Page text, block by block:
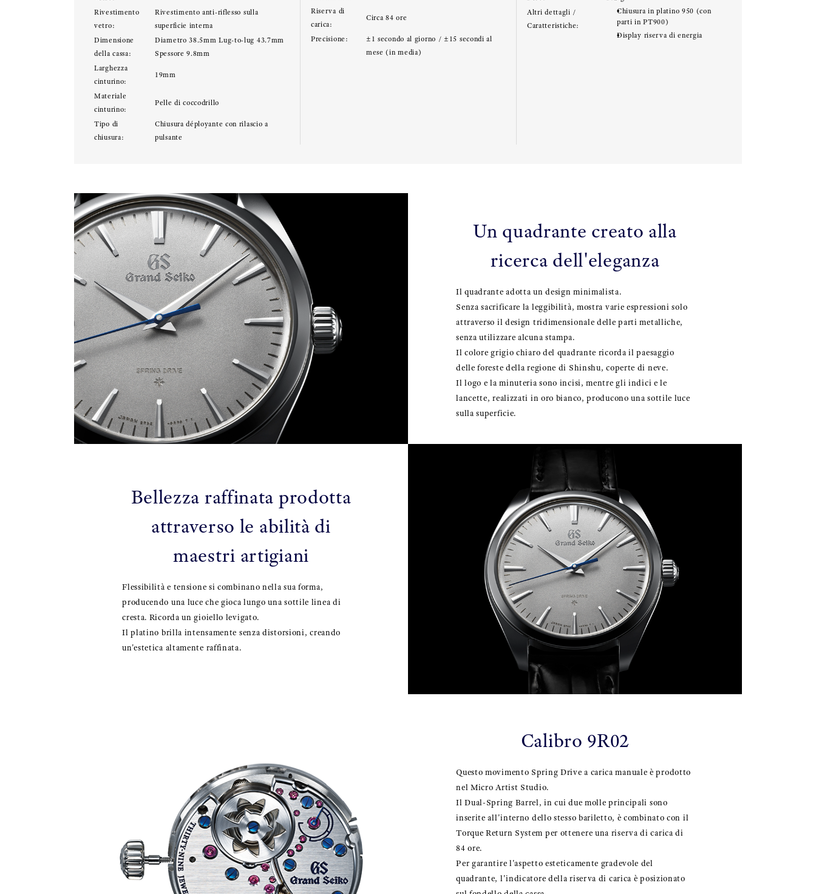
Rivestimento
vetro:
Rivestimento anti-riflesso sulla
superficie interna
Dimensione
della cassa:
Diametro 38.5mm Lug-to-lug 43.7mm
Spessore 9.8mm
Larghezza
cinturino:
19mm
Materiale
cinturino:
Pelle di coccodrillo
Tipo di
chiusura:
Chiusura déployante con rilascio a
pulsante
Riserva di
carica:
Circa 84 ore
Precisione:
±1 secondo al giorno / ±15 secondi al
mese (in media)
Altri dettagli /
Caratteristiche:
Chiusura in platino 950 (con
parti in PT900)
Display riserva di energia
Un quadrante creato alla
ricerca dell'eleganza
Il quadrante adotta un design minimalista.
Senza sacrificare la leggibilità, mostra varie espressioni solo
attraverso il design tridimensionale delle parti metalliche,
senza utilizzare alcuna stampa.
Il colore grigio chiaro del quadrante ricorda il paesaggio
delle foreste della regione di Shinshu, coperte di neve.
Il logo e la minuteria sono incisi, mentre gli indici e le
lancette, realizzati in oro bianco, producono una sottile luce
sulla superficie.
Bellezza raffinata prodotta
attraverso le abilità di
maestri artigiani
Flessibilità e tensione si combinano nella sua forma,
producendo una luce che gioca lungo una sottile linea di
cresta. Ricorda un gioiello levigato.
Il platino brilla intensamente senza distorsioni, creando
un'estetica altamente raffinata.
Calibro 9R02
Questo movimento Spring Drive a carica manuale è prodotto
nel Micro Artist Studio.
Il Dual-Spring Barrel, in cui due molle principali sono
inserite all'interno dello stesso bariletto, è combinato con il
Torque Return System per ottenere una riserva di carica di
84 ore.
Per garantire l'aspetto esteticamente gradevole del
quadrante, l'indicatore della riserva di carica è posizionato